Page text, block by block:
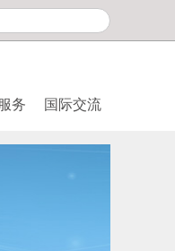
务 国际交流